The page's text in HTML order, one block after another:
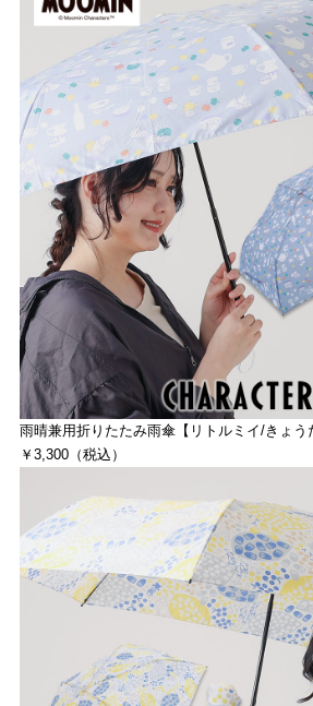
雨晴兼用折りたたみ雨傘【リトルミイ/きょう
￥3,300（税込）